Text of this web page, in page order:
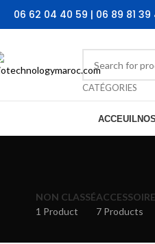
06 62 04 40 59 | 06 89 81 39
CATÉGORIES
ACCEUIL
NON CLASSÉ
1 Product
7 Products